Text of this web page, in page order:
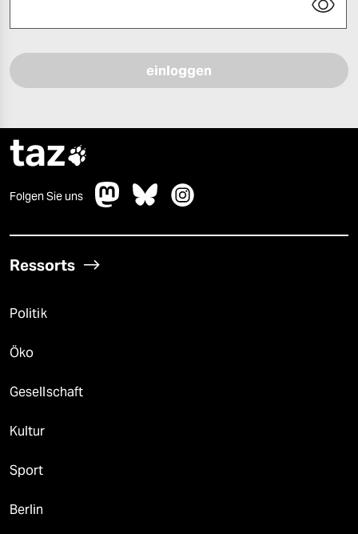
taz
Folgen Sie uns
Ressorts
Politik
Öko
Gesellschaft
Kultur
Sport
Berlin